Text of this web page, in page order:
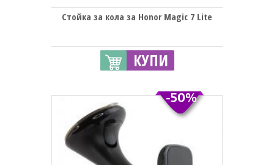
Стойка за кола за Honor Magic 7 Lite
КУПИ
-50%